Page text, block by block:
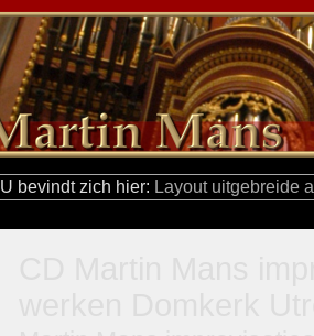
U bevindt zich hier: Layout uitgebreide